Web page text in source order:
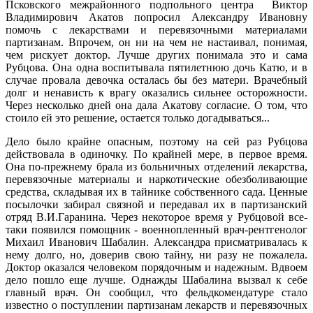
Псковского межрайонного подпольного центра Виктор
Владимирович Акатов попросил Александру Ивановну
помочь с лекарствами и перевязочными материалами
партизанам. Впрочем, он ни на чем не настаивал, понимая,
чем рискует доктор. Лучше других понимала это и сама
Рубцова. Она одна воспитывала пятилетнюю дочь Катю, и в
случае провала девочка осталась бы без матери. Врачебный
долг и ненависть к врагу оказались сильнее осторожности.
Через несколько дней она дала Акатову согласие. О том, что
стоило ей это решение, остается только догадываться...
Дело было крайне опасным, поэтому на сей раз Рубцова
действовала в одиночку. По крайней мере, в первое время.
Она по-прежнему брала из больничных отделений лекарства,
перевязочные материалы и наркотические обезболивающие
средства, складывая их в тайнике собственного сада. Ценные
посылочки забирал связной и передавал их в партизанский
отряд В.И.Гаранина. Через некоторое время у Рубцовой все-
таки появился помощник - военнопленный врач-рентгенолог
Михаил Иванович Шабалин. Александра присматривалась к
нему долго, но, доверив свою тайну, ни разу не пожалела.
Доктор оказался человеком порядочным и надежным. Вдвоем
дело пошло еще лучше. Однажды Шабалина вызвал к себе
главный врач. Он сообщил, что фельдкомендатуре стало
известно о поступлении партизанам лекарств и перевязочных